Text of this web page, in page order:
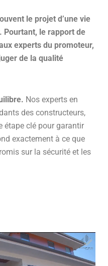
le projet d’une vie
Pourtant, le rapport de
experts du promoteur,
de la qualité
Nos experts en
des constructeurs,
étape clé pour garantir
exactement à ce que
sur la sécurité et les